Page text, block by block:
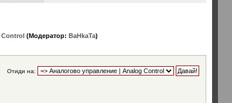
Control (Модератор:BaHkaTa)
Отиди на: